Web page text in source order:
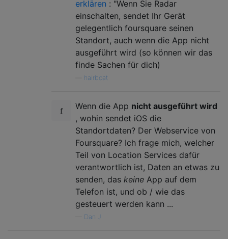
erklären : "Wenn Sie Radar
einschalten, sendet Ihr Gerät
gelegentlich foursquare seinen
Standort, auch wenn die App nicht
ausgeführt wird (so können wir das
finde Sachen für dich)
hairboat
Wenn die App nicht ausgeführt wird
, wohin sendet iOS die
Standortdaten? Der Webservice von
Foursquare? Ich frage mich, welcher
Teil von Location Services dafür
verantwortlich ist, Daten an etwas zu
senden, das keine App auf dem
Telefon ist, und ob / wie das
gesteuert werden kann ...
Dan J